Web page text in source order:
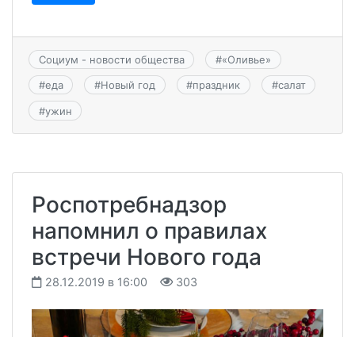
Социум - новости общества #«Оливье»
#еда #Новый год #праздник #салат
#ужин
Роспотребнадзор
напомнил о правилах
встречи Нового года
28.12.2019 в 16:00 303